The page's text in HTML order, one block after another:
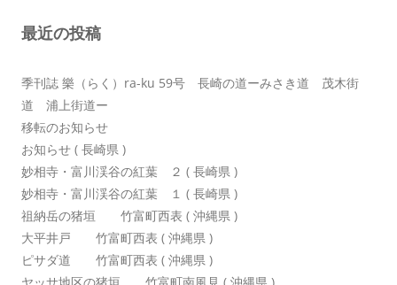
ョ
最近の投稿
季刊誌 樂（らく）ra-ku 59号 長崎の道ーみさき道 茂木街
道 浦上街道ー
移転のお知らせ
お知らせ ( 長崎県 )
妙相寺・富川渓谷の紅葉 ２ ( 長崎県 )
妙相寺・富川渓谷の紅葉 １ ( 長崎県 )
祖納岳の猪垣 竹富町西表 ( 沖縄県 )
大平井戸 竹富町西表 ( 沖縄県 )
ピサダ道 竹富町西表 ( 沖縄県 )